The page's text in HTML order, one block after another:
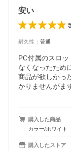
安い
耐久性 ： 普通
PC付属のスロ
なくなったため
商品が欲しかっ
かりませんがま
購入した商品
カラー/ホワイト
購入したストア